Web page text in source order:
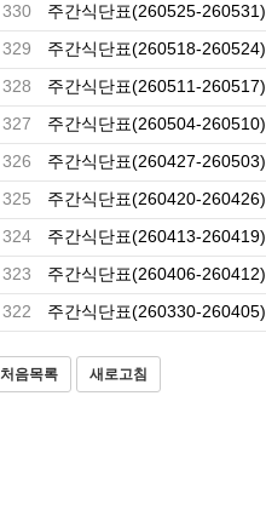
330
주간식단표(260525-260531)
329
주간식단표(260518-260524)
328
주간식단표(260511-260517)
327
주간식단표(260504-260510)
326
주간식단표(260427-260503)
325
주간식단표(260420-260426)
324
주간식단표(260413-260419)
323
주간식단표(260406-260412)
322
주간식단표(260330-260405)
처음목록 새로고침